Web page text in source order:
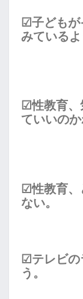
☑子ども
みているよ
☑性教育
ていいの
☑性教育、
ない。
☑テレビ
う。